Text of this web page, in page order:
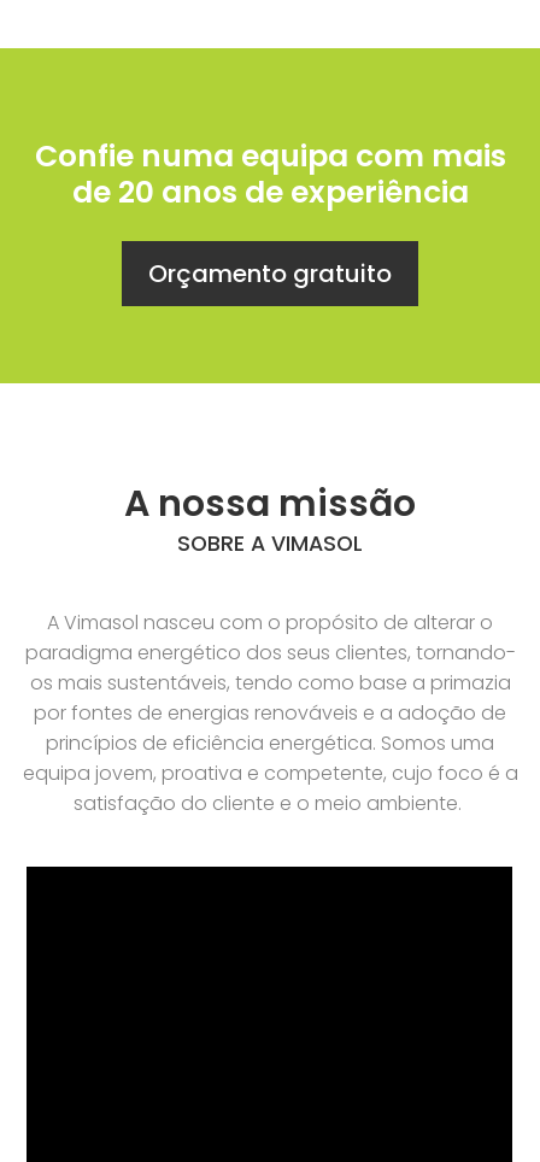
Confie numa equipa com mais
de 20 anos de experiência
Orçamento gratuito
A nossa missão
SOBRE A VIMASOL
A Vimasol nasceu com o propósito de alterar o
paradigma energético dos seus clientes, tornando-
os mais sustentáveis, tendo como base a primazia
por fontes de energias renováveis e a adoção de
princípios de eficiência energética. Somos uma
equipa jovem, proativa e competente, cujo foco é a
satisfação do cliente e o meio ambiente.